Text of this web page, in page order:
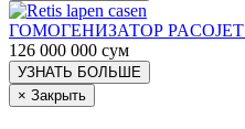
ГОМОГЕНИЗАТОР PACOJET
126 000 000 сум
УЗНАТЬ БОЛЬШЕ
× Закрыть